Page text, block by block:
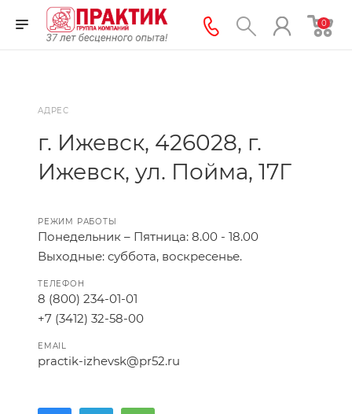
0
АДРЕС
г. Ижевск, 426028, г.
Ижевск, ул. Пойма, 17Г
РЕЖИМ РАБОТЫ
Понедельник – Пятница: 8.00 - 18.00
Выходные: cуббота, воскресенье.
ТЕЛЕФОН
8 (800) 234-01-01
+7 (3412) 32-58-00
EMAIL
practik-izhevsk@pr52.ru